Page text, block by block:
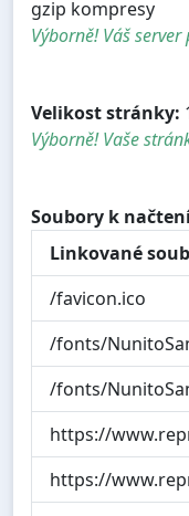
gzip kompresy
Výborně! Váš
Velikost stránky:
Výborně! Vaše
Soubory k
Linkované
/favicon.ico
/fonts/
/fonts/
https://
https://